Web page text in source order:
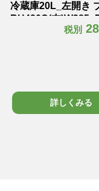
冷蔵庫20L_左開き
RH420C(左
税別
詳しくみる